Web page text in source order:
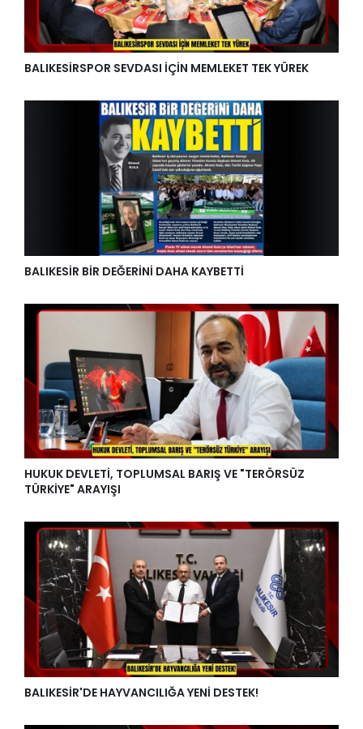
BALIKESİRSPOR SEVDASI İÇİN MEMLEKET TEK YÜREK
BALIKESİR BİR DEĞERİNİ DAHA KAYBETTİ
HUKUK DEVLETİ, TOPLUMSAL BARIŞ VE "TERÖRSÜZ
TÜRKİYE" ARAYIŞI
BALIKESİR'DE HAYVANCILIĞA YENİ DESTEK!